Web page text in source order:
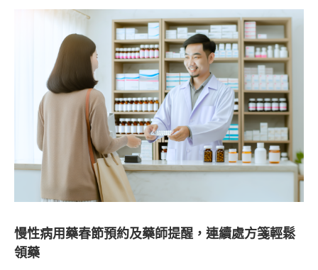
慢性病用藥春節預約及藥師提醒，連續處方箋輕鬆
領藥